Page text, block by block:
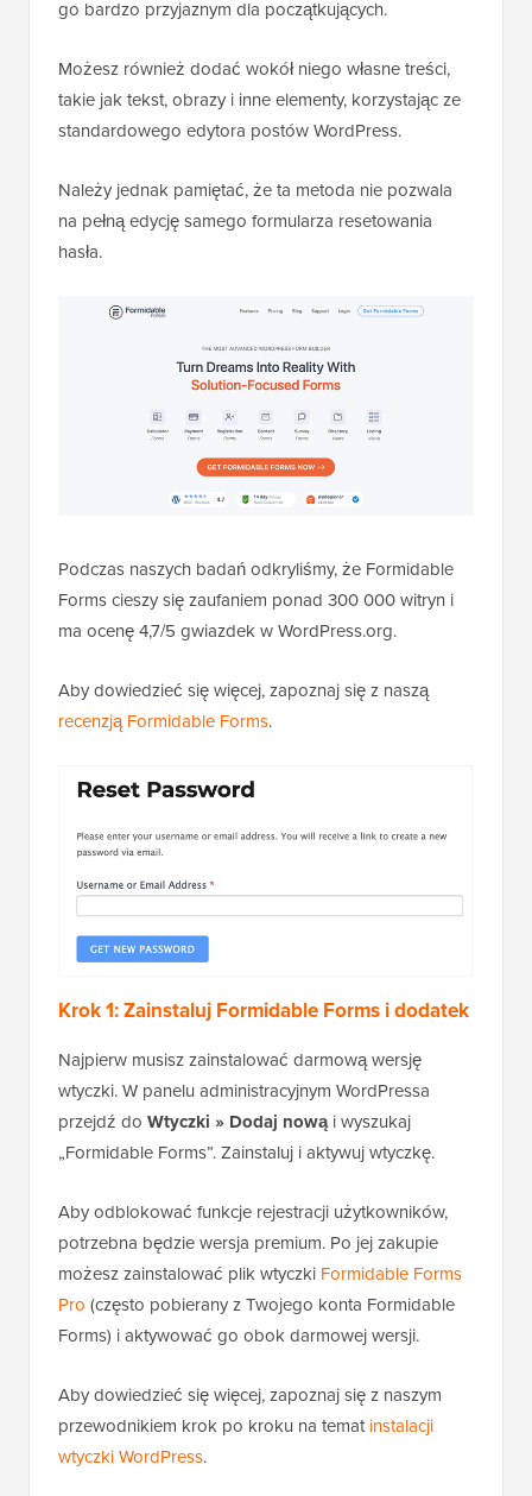
go bardzo przyjaznym dla początkujących.
Możesz również dodać wokół niego własne treści,
takie jak tekst, obrazy i inne elementy, korzystając ze
standardowego edytora postów WordPress.
Należy jednak pamiętać, że ta metoda nie pozwala
na pełną edycję samego formularza resetowania
hasła.
Podczas naszych badań odkryliśmy, że Formidable
Forms cieszy się zaufaniem ponad 300 000 witryn i
ma ocenę 4,7/5 gwiazdek w WordPress.org.
Aby dowiedzieć się więcej, zapoznaj się z naszą
recenzją Formidable Forms.
Krok 1: Zainstaluj Formidable Forms i dodatek
Najpierw musisz zainstalować darmową wersję
wtyczki. W panelu administracyjnym WordPressa
przejdź do Wtyczki » Dodaj nowąi wyszukaj
„Formidable Forms”. Zainstaluj i aktywuj wtyczkę.
Aby odblokować funkcje rejestracji użytkowników,
potrzebna będzie wersja premium. Po jej zakupie
możesz zainstalować plik wtyczki Formidable Forms
Pro (często pobierany z Twojego konta Formidable
Forms) i aktywować go obok darmowej wersji.
Aby dowiedzieć się więcej, zapoznaj się z naszym
przewodnikiem krok po kroku na tematinstalacji
wtyczki WordPress.